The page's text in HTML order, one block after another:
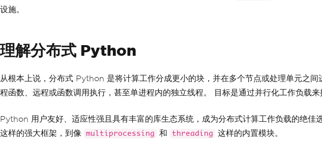
设施。
理解分布式 Python
从根本上说，分布式 Python 是将计算工作分成更小的块，并在多个节点或处理单元之
程函数、远程或函数调用执行，甚至单进程内的独立线程。 目标是通过并行化工作负载来
Python 用户友好、适应性强且具有丰富的库生态系统，成为分布式计算工作负载的绝
这样的强大框架，到像 multiprocessing 和 threading 这样的内置模块。